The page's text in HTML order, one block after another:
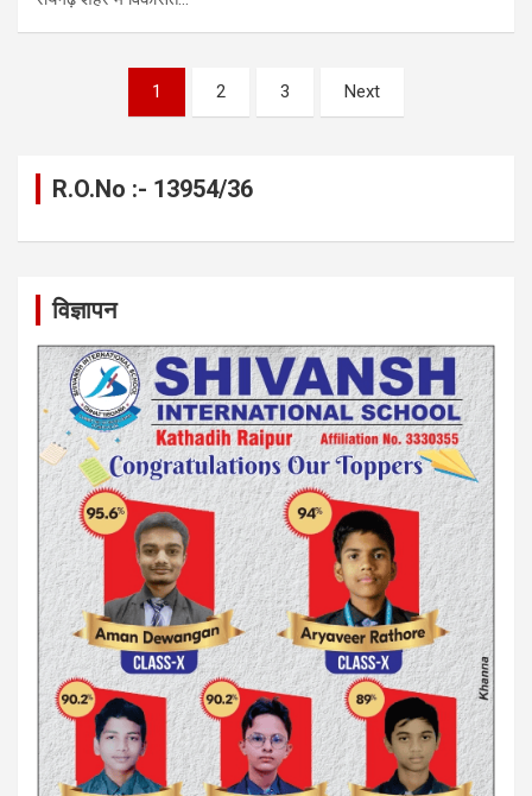
pagination
1 2 3 Next
R.O.No :- 13954/36
विज्ञापन